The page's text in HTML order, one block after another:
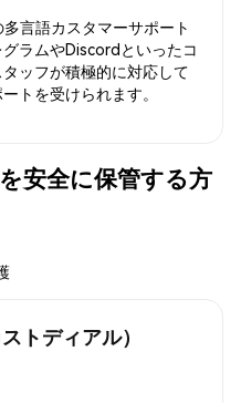
言語カスタマーサポート
ラムやDiscordといったコ
ッフが積極的に対応して
トを受けられます。
安全に保管する方
トディアル）